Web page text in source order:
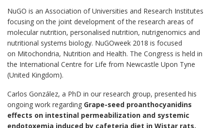
NuGO is an Association of Universities and Research Institutes
focusing on the joint development of the research areas of
molecular nutrition, personalised nutrition, nutrigenomics and
nutritional systems biology. NuGOweek 2018 is focused
on Mitochondria, Nutrition and Health. The Congress is held in
the International Centre for Life from Newcastle Upon Tyne
(United Kingdom).
Carlos González, a PhD in our research group, presented his
ongoing work regarding Grape-seed proanthocyanidins
effects on intestinal permeabilization and systemic
endotoxemia induced by cafeteria diet in Wistar rats.